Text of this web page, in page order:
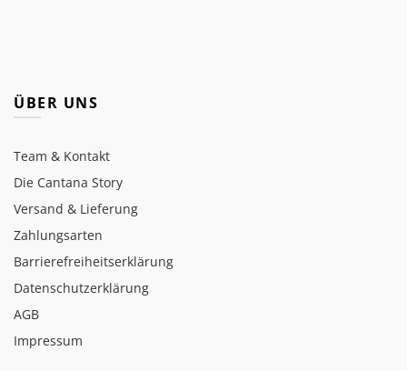
ÜBER UNS
Team & Kontakt
Die Cantana Story
Versand & Lieferung
Zahlungsarten
Barrierefreiheitserklärung
Datenschutzerklärung
AGB
Impressum